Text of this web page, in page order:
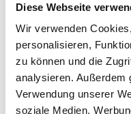
Diese Webseite
Wir verwenden
personalisieren,
zu können und die
analysieren. Außerdem
Verwendung unserer
soziale Medien,
verändert haben
deshalb keine
Angaben
Falle aktuell sind.
City GmbH